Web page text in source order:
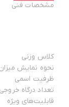
مشخصات فنی
کلاس وزنی
نحوه نمایش
ظرفیت اسمی
تعداد درگاه خروجی
قابلیت‌های ویژه